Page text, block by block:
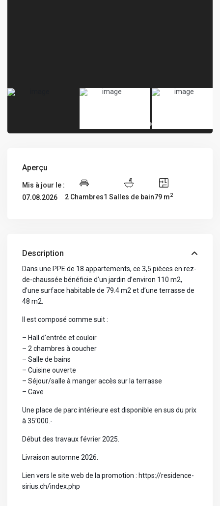
Aperçu
Mis à jour le :
07.08.2026
2 Chambres1 Salles de bain79 m2
Description
Dans une PPE de 18 appartements, ce 3,5 pièces en rez-
de-chaussée bénéficie d’un jardin d’environ 110 m2,
d’une surface habitable de 79.4 m2 et d’une terrasse de
48 m2.
Il est composé comme suit :
– Hall d’entrée et couloir
– 2 chambres à coucher
– Salle de bains
– Cuisine ouverte
– Séjour/salle à manger accès sur la terrasse
– Cave
Une place de parc intérieure est disponible en sus du prix
à 35’000.-
Début des travaux février 2025.
Livraison automne 2026.
Lien vers le site web de la promotion : https://residence-
sirius.ch/index.php